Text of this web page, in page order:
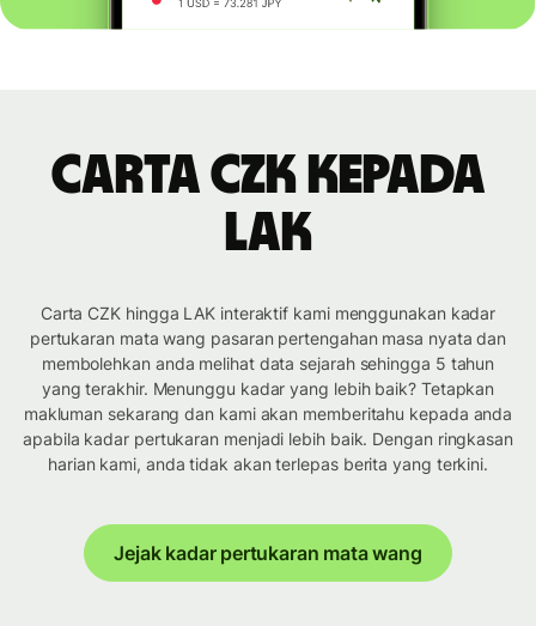
Carta CZK kepada
LAK
Carta CZK hingga LAK interaktif kami menggunakan kadar
pertukaran mata wang pasaran pertengahan masa nyata dan
membolehkan anda melihat data sejarah sehingga 5 tahun
yang terakhir. Menunggu kadar yang lebih baik? Tetapkan
makluman sekarang dan kami akan memberitahu kepada anda
apabila kadar pertukaran menjadi lebih baik. Dengan ringkasan
harian kami, anda tidak akan terlepas berita yang terkini.
Jejak kadar pertukaran mata wang